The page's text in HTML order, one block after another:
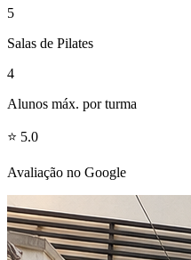
5
Salas de Pilates
4
Alunos máx. por turma
⭐ 5.0
Avaliação no Google